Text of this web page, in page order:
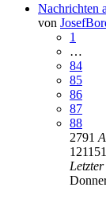
Nachrichten
von
1
…
84
85
86
87
88
2791